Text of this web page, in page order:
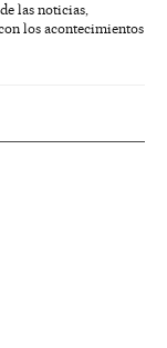
las noticias,
los acontecimientos